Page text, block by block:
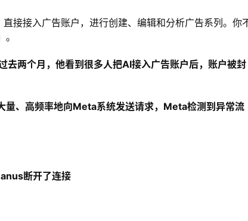
接接入广告账户，进行创建、编辑和分析广告系列。你
去两个月，他看到很多人把AI接入广告账户后，账户被封
量、高频率地向Meta系统发送请求，Meta检测到异常流
断开了连接